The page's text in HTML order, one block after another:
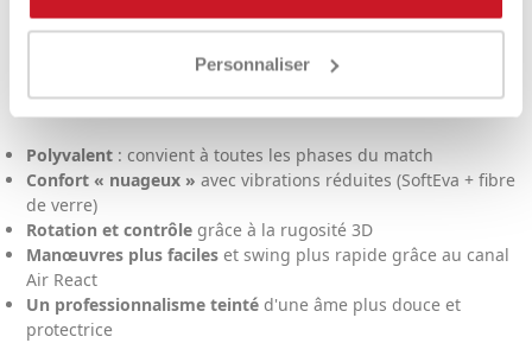
Personnaliser
Pourquoi vous allez
l'aimer
Polyvalent : convient à toutes les phases du match
Confort « nuageux » avec vibrations réduites (SoftEva + fibre
de verre)
Rotation et contrôle grâce à la rugosité 3D
Manœuvres plus faciles et swing plus rapide grâce au canal
Air React
Un professionnalisme teinté d'une âme plus douce et
protectrice